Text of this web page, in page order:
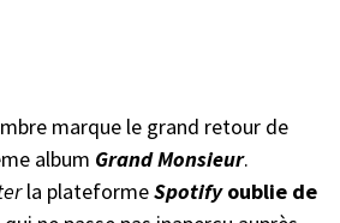
marque le grand retour de
album Grand Monsieur.
la plateformeSpotifyoublie de